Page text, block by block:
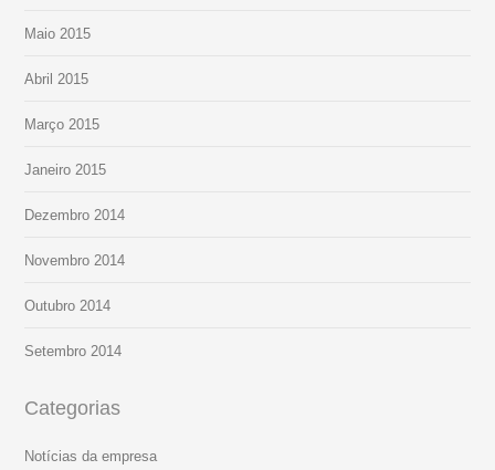
Maio 2015
Abril 2015
Março 2015
Janeiro 2015
Dezembro 2014
Novembro 2014
Outubro 2014
Setembro 2014
Categorias
Notícias da empresa